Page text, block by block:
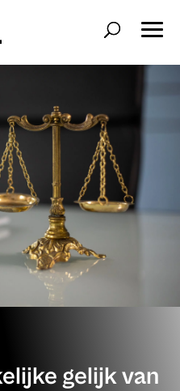
gelijk van